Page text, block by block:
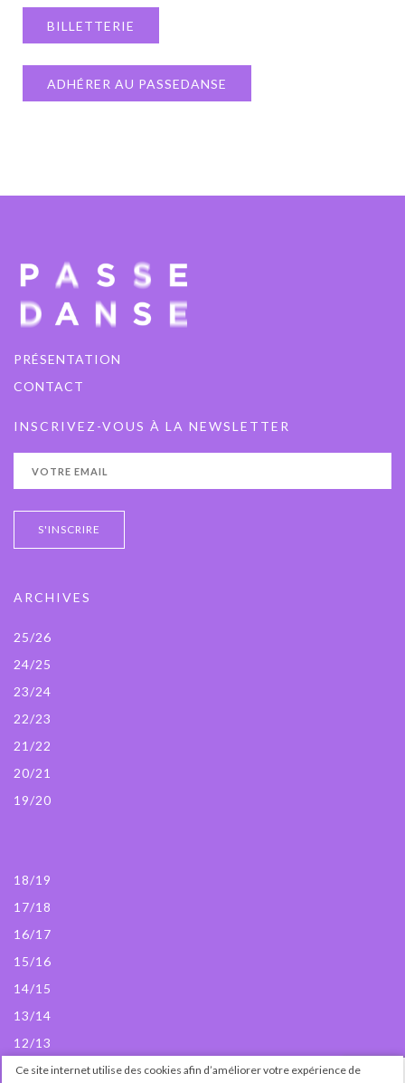
BILLETTERIE
ADHÉRER AU PASSEDANSE
PRÉSENTATION
CONTACT
INSCRIVEZ-VOUS À LA NEWSLETTER
ARCHIVES
25/26
24/25
23/24
22/23
21/22
20/21
19/20
18/19
17/18
16/17
15/16
14/15
13/14
12/13
Ce site internet utilise des cookies afin d’améliorer votre expérience de